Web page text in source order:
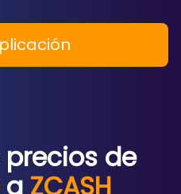
de
a ZCASH